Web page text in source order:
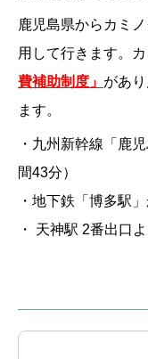
鹿児島県からカミ
用して行きます。
費補助制度」 があ
ます。
・九州新幹線「鹿
間43分）
・地下鉄「博多駅
・ 天神駅 2番出口